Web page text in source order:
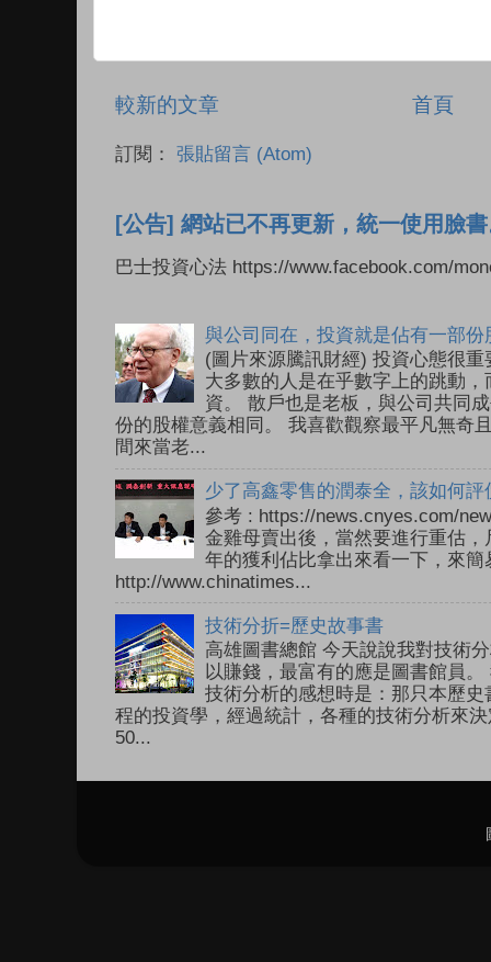
較新的文章 首頁
訂閱： 張貼留言 (Atom)
[公告] 網站已不再更新，統一使用臉
巴士投資心法 https://www.facebook.com/
與公司同在，投資就是佔有一部
(圖片來源騰訊財經) 投資心態很
大多數的人是在乎數字上的跳動
資。 散戶也是老板，與公司共同
份的股權意義相同。 我喜歡觀察最平凡無奇
間來當老...
少了高鑫零售的潤泰全，該如何評
參考 : https://news.cnyes.com/
金雞母賣出後，當然要進行重估
年的獲利佔比拿出來看一下，來
http://www.chinatimes...
技術分折=歷史故事書
高雄圖書總館 今天說說我對技術
以賺錢，最富有的應是圖書館員
技術分析的感想時是：那只本歷
程的投資學，經過統計，各種的技術分析來
50...